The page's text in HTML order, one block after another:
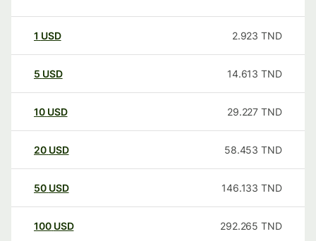
1 USD 2.923 TND
5 USD 14.613 TND
10 USD 29.227 TND
20 USD 58.453 TND
50 USD 146.133 TND
100 USD 292.265 TND